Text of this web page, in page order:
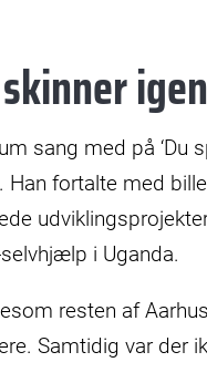
sang med på
Han fortalte med
i Uganda.
resten af
Samtidig var der